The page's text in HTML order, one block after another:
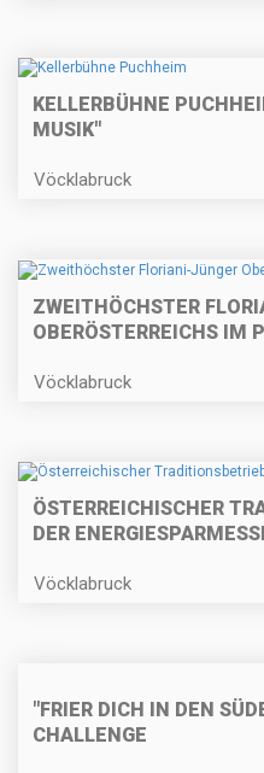
KELLERBÜHNE
MUSIK"
Vöcklabruck
ZWEITHÖCHSTER
OBERÖSTERREICHS IM
Vöcklabruck
ÖSTERREICHISCHER
DER
Vöcklabruck
"FRIER DICH IN DEN
CHALLENGE